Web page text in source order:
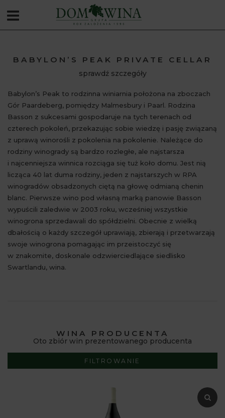
BABYLON’S PEAK PRIVATE CELLAR
sprawdź szczegóły
Babylon’s Peak to rodzinna winiarnia położona na zboczach
Gór Paardeberg, pomiędzy Malmesbury i Paarl. Rodzina
Basson z sukcesami gospodaruje na tych terenach od
czterech pokoleń, przekazując sobie wiedzę i pasję związaną
z uprawą winorośli z pokolenia na pokolenie. Należące do
rodziny winogrady są bardzo rozległe, ale najstarsza
i najcenniejsza winnica rozciąga się tuż koło domu. Jest nią
licząca 40 lat duma rodziny, jeden z najstarszych w RPA
winogradów obsadzonych ciętą na głowę odmianą chenin
blanc. Pierwsze wino pod własną marką panowie Basson
wypuścili zaledwie w 2003 roku, wcześniej wszystkie
winogrona sprzedawali do spółdzielni. Obecnie z wielką
dbałością o każdy szczegół uprawiają, zbierają i przetwarzają
swoje winogrona pomagając im przeistoczyć się
w znakomite, doskonale odzwierciedlające siedlisko
Swartlandu, wina.
WINA PRODUCENTA
Oto zbiór win prezentowanego producenta
FILTROWANIE